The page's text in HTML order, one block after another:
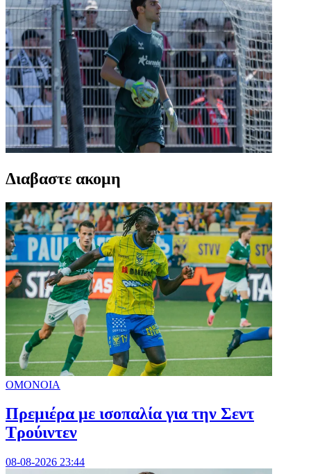
Διαβαστε ακομη
ΟΜΟΝΟΙΑ
Πρεμιέρα με ισοπαλία για την Σεντ
Τρούιντεν
08-08-2026 23:44